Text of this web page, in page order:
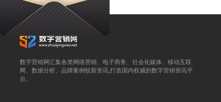
间防水、老旧小区的屋面渗漏修缮等日常防水工程，平台能快
速匹配专业施工人员；在基础设施建设中，高速公路隧道、城
市地下管廊等大型工程的防水施工需求，也能通过平台招募到
的防水项目，以及游泳池、景观水池等特殊构筑物的防水处
理，同样能在平台找到适配的防水工资源，帮助防水工突破传
数字营销网汇集各类网络营销、电子商务、社会化媒体、移动互联
网、数据分析、品牌案例较新资讯,打造国内权威的数字营销资讯平
台。